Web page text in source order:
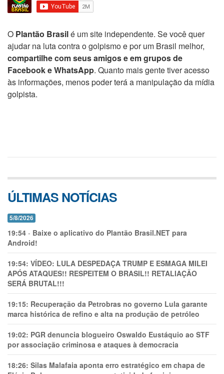
O Plantão Brasilé um site independente. Se você quer
ajudar na luta contra o golpismo e por um Brasil melhor,
compartilhe com seus amigos e em grupos de
Facebook e WhatsApp. Quanto mais gente tiver acesso
às informações, menos poder terá a manipulação da mídia
golpista.
ÚLTIMAS NOTÍCIAS
5/8/2026
19:54 - Baixe o aplicativo do Plantão Brasil.NET para
Android!
19:54: VÍDEO: LULA DESPEDAÇA TRUMP E ESMAGA MILEI
APÓS ATAQUES!! RESPEITEM O BRASIL!! RETALIAÇÃO
SERÁ BRUTAL!!!
19:15: Recuperação da Petrobras no governo Lula garante
marca histórica de refino e alta na produção de petróleo
19:02: PGR denuncia blogueiro Oswaldo Eustáquio ao STF
por associação criminosa e ataques à democracia
18:26: Silas Malafaia aponta erro estratégico em chapa de